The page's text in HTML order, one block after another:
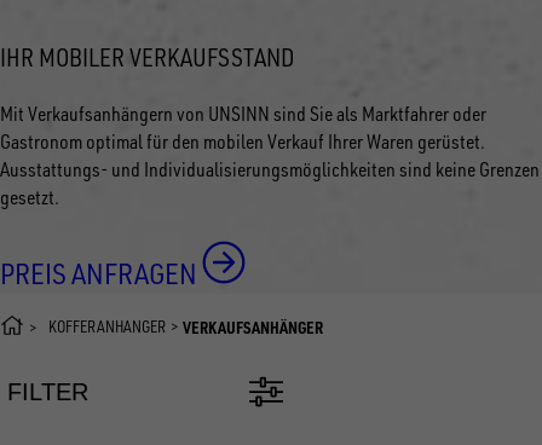
IHR MOBILER VERKAUFSSTAND
Mit Verkaufsanhängern von UNSINN sind Sie als Marktfahrer oder
Gastronom optimal für den mobilen Verkauf Ihrer Waren gerüstet.
Ausstattungs- und Individualisierungsmöglichkeiten sind keine Grenzen
gesetzt.
PREIS ANFRAGEN
KOFFERANHÄNGER VERKAUFSANHÄNGER
FILTER